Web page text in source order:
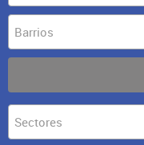
Barrios
Sectores